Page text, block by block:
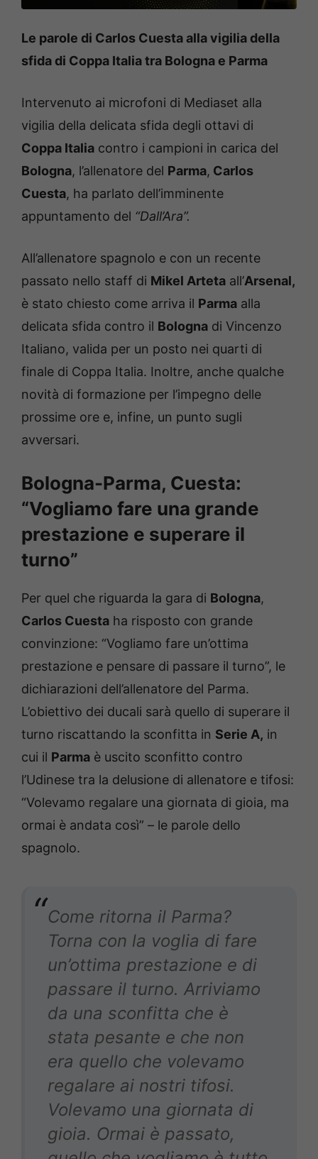
Le parole di Carlos Cuesta alla vigilia della
sfida di Coppa Italia tra Bologna e Parma
Intervenuto ai microfoni di Mediaset alla
vigilia della delicata sfida degli ottavi di
Coppa Italia contro i campioni in carica del
Bologna, l’allenatore del Parma, Carlos
Cuesta, ha parlato dell’imminente
appuntamento del “Dall’Ara”.
All’allenatore spagnolo e con un recente
passato nello staff di Mikel Arteta all’Arsenal,
è stato chiesto come arriva il Parma alla
delicata sfida contro il Bologna di Vincenzo
Italiano, valida per un posto nei quarti di
finale di Coppa Italia. Inoltre, anche qualche
novità di formazione per l’impegno delle
prossime ore e, infine, un punto sugli
avversari.
Bologna-Parma, Cuesta:
“Vogliamo fare una grande
prestazione e superare il
turno”
Per quel che riguarda la gara di Bologna,
Carlos Cuesta ha risposto con grande
convinzione: “Vogliamo fare un’ottima
prestazione e pensare di passare il turno”, le
dichiarazioni dell’allenatore del Parma.
L’obiettivo dei ducali sarà quello di superare il
turno riscattando la sconfitta in Serie A, in
cui il Parma è uscito sconfitto contro
l’Udinese tra la delusione di allenatore e tifosi:
“Volevamo regalare una giornata di gioia, ma
ormai è andata così” – le parole dello
spagnolo.
Come ritorna il Parma?
Torna con la voglia di fare
un’ottima prestazione e di
passare il turno. Arriviamo
da una sconfitta che è
stata pesante e che non
era quello che volevamo
regalare ai nostri tifosi.
Volevamo una giornata di
gioia. Ormai è passato,